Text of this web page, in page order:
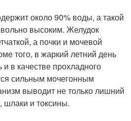
около 90% воды, а такой
высоким. Желудок
а почки и мочевой
того, в жаркий летний день
в качестве прохладного
сильным мочегонным
выводит не только лишний
шлаки и токсины.